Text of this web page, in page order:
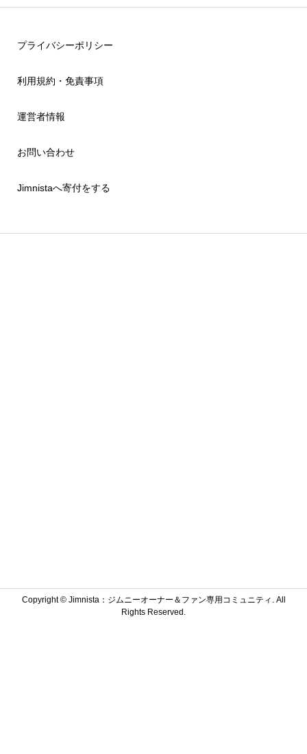
プライバシーポリシー
利用規約・免責事項
運営者情報
お問い合わせ
Jimnistaへ寄付をする
Copyright ©Jimnista：ジムニーオーナー＆ファン専用コミュニティ. All
Rights Reserved.